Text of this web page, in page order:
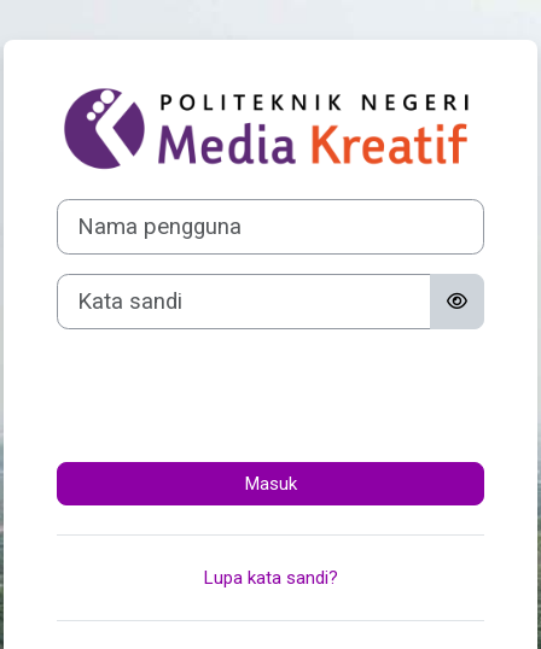
Masuk ke
Nama pengguna
Kata sandi
Masuk
Lupa kata sandi?